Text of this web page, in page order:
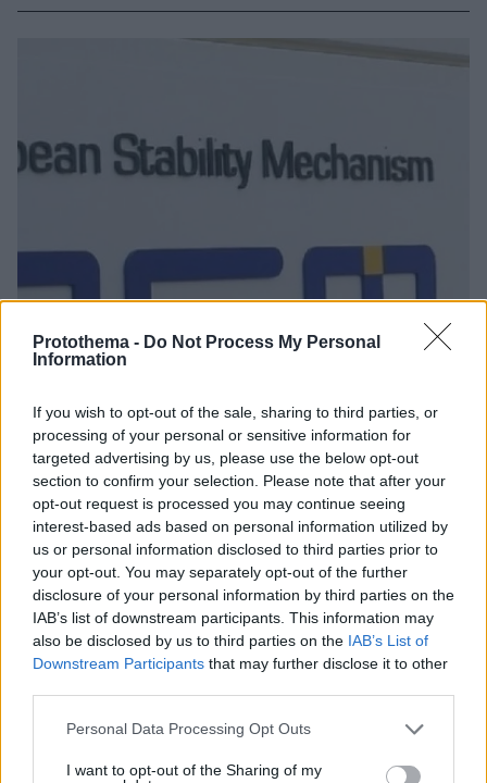
Protothema - Do Not Process My Personal
Information
If you wish to opt-out of the sale, sharing to third parties, or
processing of your personal or sensitive information for
targeted advertising by us, please use the below opt-out
section to confirm your selection. Please note that after your
opt-out request is processed you may continue seeing
interest-based ads based on personal information utilized by
us or personal information disclosed to third parties prior to
your opt-out. You may separately opt-out of the further
disclosure of your personal information by third parties on the
IAB’s list of downstream participants. This information may
also be disclosed by us to third parties on the IAB’s List of
Downstream Participants that may further disclose it to other
Please note that this website/app uses one or more Google
not limited to your visit or usage behaviour. You may click to
Personal Data Processing Opt Outs
I want to opt-out of the Sharing of my
ESM: Εκταμιεύτηκε η δόση των 644 εκατ. ευρώ στην
Ελλάδα
Πρόκειται για την τέταρτη μεταφορά πόρων στην
Ελλάδα στο πλαίσιο των μέτρων για την ελάφρυνση
του ελληνικού χρέους
22.12.2020, 15:01